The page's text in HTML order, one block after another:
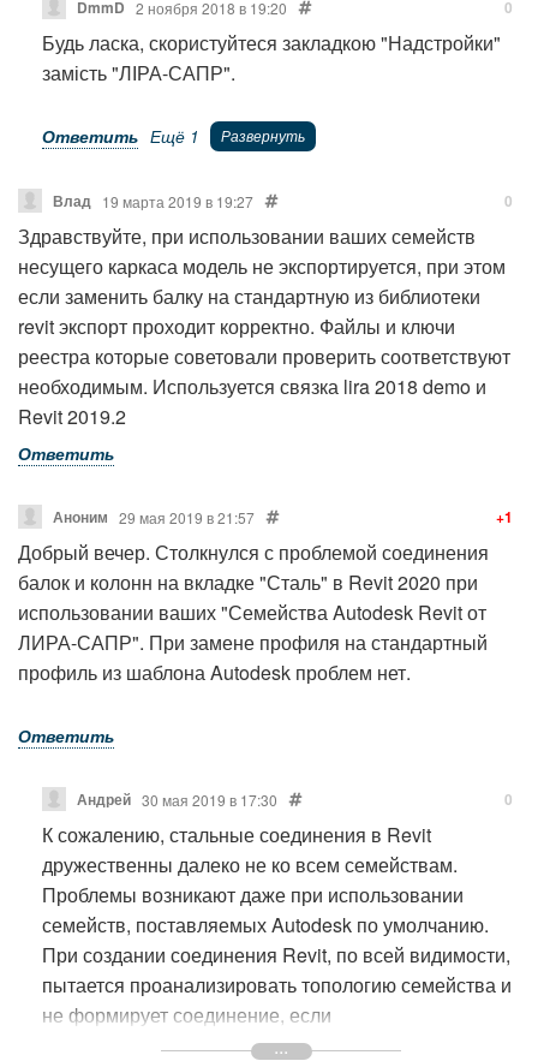
файле.
И наконец, даже при отсутствии в семействе
необходимых параметров и без наличия строки о
определено при помощи распознавания
геометрической формы семейства. Для простых
прямоугольной ЖБ колонны, это работает
безотказно. Однако для геометрически сложных
семейств, вроде стальных и сталежелезобетонных
профилей, мы рекомендуем создавать и заполнять
параметры с префиксом "LIRA-SAPR" и параметры
размеров сечения, либо использовать таблицу
соответствия. Особенно, если нужно гарантировать
распознавание сечения как конкретного профиля в
конкретном сортаменте из базы сортаментов ЛИРА-
DmmD 2 ноября 2018 в 19:20 0
Будь ласка, скористуйтеся закладкою "Надстройки"
замість "ЛІРА-САПР".
Ответить Ещё 1
Влад 19 марта 2019 в 19:27 0
Здравствуйте, при использовании ваших семейств
несущего каркаса модель не экспортируется, при этом
если заменить балку на стандартную из библиотеки
revit экспорт проходит корректно. Файлы и ключи
реестра которые советовали проверить соответствуют
необходимым. Используется связка lira 2018 demo и
Revit 2019.2
Ответить
Аноним 29 мая 2019 в 21:57 +1
Добрый вечер. Столкнулся с проблемой соединения
балок и колонн на вкладке "Сталь" в Revit 2020 при
использовании ваших "Семейства Autodesk Revit от
ЛИРА-САПР". При замене профиля на стандартный
профиль из шаблона Autodesk проблем нет.
Ответить
Андрей 30 мая 2019 в 17:30 0
К сожалению, стальные соединения в Revit
дружественны далеко не ко всем семействам.
Проблемы возникают даже при использовании
семейств, поставляемых Autodesk по умолчанию.
При создании соединения Revit, по всей видимости,
пытается проанализировать топологию семейства и
не формирует соединение, если
- в семействе присутствуют элементы, выполненные